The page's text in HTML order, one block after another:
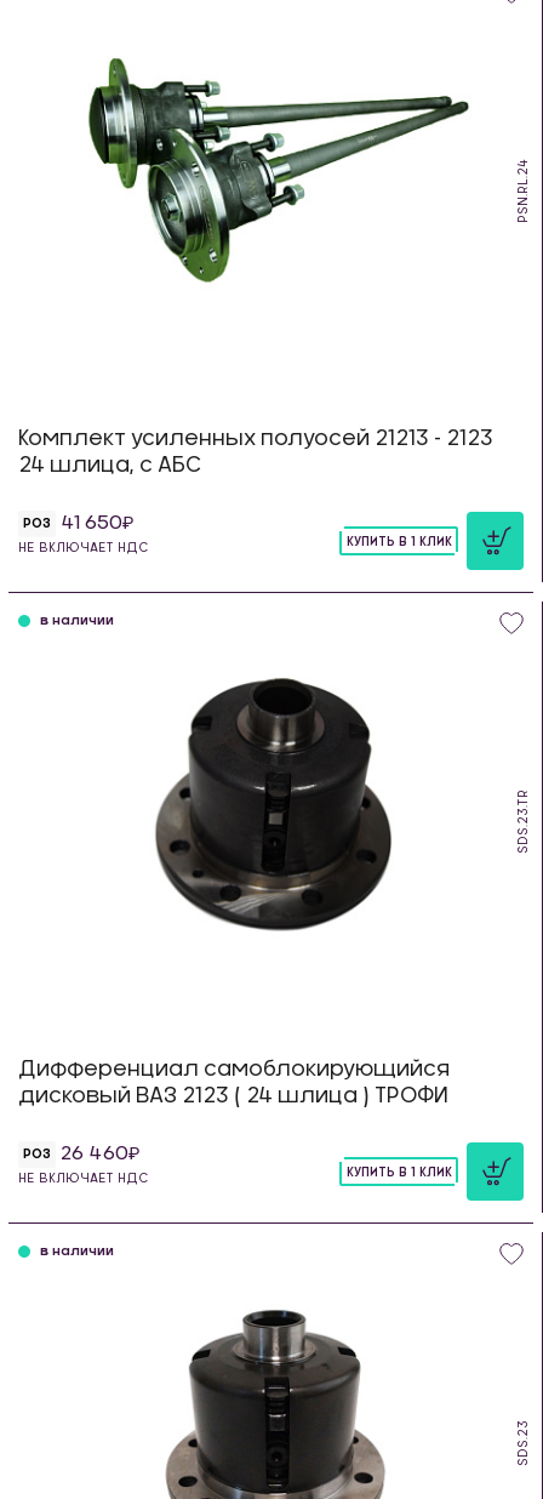
PSN.RL.24
Комплект усиленных полуосей 21213 - 2123
24 шлица, с АБС
РОЗ 41 650
НЕ ВКЛЮЧАЕТ НДС
КУПИТЬ В 1 КЛИК
SDS.23.TR
в наличии
Дифференциал самоблокирующийся
дисковый ВАЗ 2123 ( 24 шлица ) ТРОФИ
РОЗ 26 460
НЕ ВКЛЮЧАЕТ НДС
КУПИТЬ В 1 КЛИК
SDS.23
в наличии